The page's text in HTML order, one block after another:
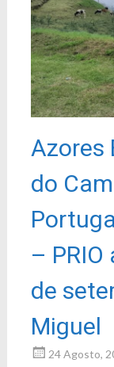
Azores
do
– PRIO
de
Miguel
24 Agosto,